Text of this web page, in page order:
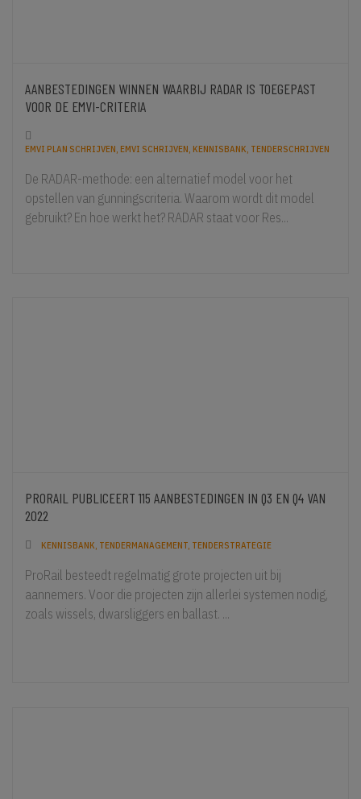
AANBESTEDINGEN WINNEN WAARBIJ RADAR IS TOEGEPAST
VOOR DE EMVI-CRITERIA
EMVI PLAN SCHRIJVEN, EMVI SCHRIJVEN, KENNISBANK, TENDERSCHRIJVEN
De RADAR-methode: een alternatief model voor het
opstellen van gunningscriteria. Waarom wordt dit model
gebruikt? En hoe werkt het? RADAR staat voor Res...
PRORAIL PUBLICEERT 115 AANBESTEDINGEN IN Q3 EN Q4 VAN
2022
KENNISBANK, TENDERMANAGEMENT, TENDERSTRATEGIE
ProRail besteedt regelmatig grote projecten uit bij
aannemers. Voor die projecten zijn allerlei systemen nodig,
zoals wissels, dwarsliggers en ballast. ...